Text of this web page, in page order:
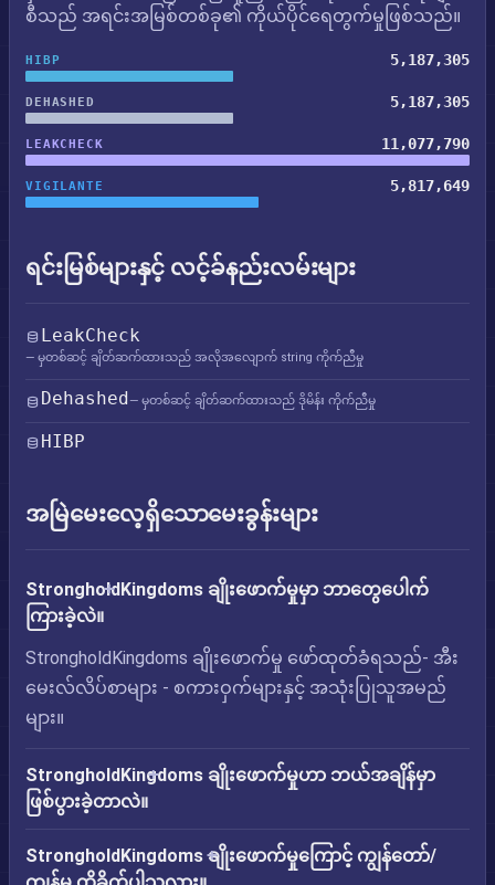
စီသည် အရင်းအမြစ်တစ်ခု၏ ကိုယ်ပိုင်ရေတွက်မှုဖြစ်သည်။
HIBP 5,187,305
DEHASHED 5,187,305
LEAKCHECK 11,077,790
VIGILANTE 5,817,649
ရင်းမြစ်များနှင့် လင့်ခ်နည်းလမ်းများ
LeakCheck
— မှတစ်ဆင့် ချိတ်ဆက်ထားသည် အလိုအလျောက် string ကိုက်ညီမှု
Dehashed— မှတစ်ဆင့် ချိတ်ဆက်ထားသည် ဒိုမိန်း ကိုက်ညီမှု
HIBP
အမြဲမေးလေ့ရှိသောမေးခွန်းများ
StrongholdKingdoms ချိုးဖောက်မှုမှာ ဘာတွေပေါက်
ကြားခဲ့လဲ။
StrongholdKingdoms ချိုးဖောက်မှု ဖော်ထုတ်ခံရသည်- အီး
မေးလ်လိပ်စာများ - စကားဝှက်များနှင့် အသုံးပြုသူအမည်
များ။
StrongholdKingdoms ချိုးဖောက်မှုဟာ ဘယ်အချိန်မှာ
ဖြစ်ပွားခဲ့တာလဲ။
StrongholdKingdoms ချိုးဖောက်မှုကြောင့် ကျွန်တော်/